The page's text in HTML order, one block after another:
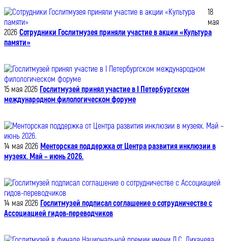
18
мая
2026 Сотрудники Гослитмузея приняли участие в акции «Культура
памяти»
15 мая 2026 Гослитмузей принял участие в I Петербургском
международном филологическом форуме
14 мая 2026 Менторская поддержка от Центра развития инклюзии в
музеях. Май – июнь 2026.
14 мая 2026 Гослитмузей подписал соглашение о сотрудничестве с
Ассоциацией гидов-переводчиков